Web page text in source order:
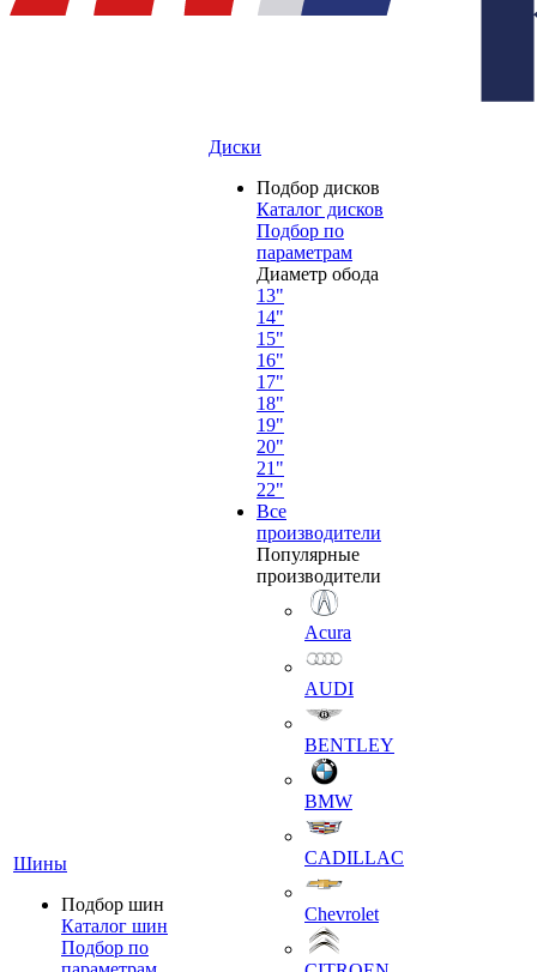
Шины
Подбор шин
Каталог шин
Подбор по
Диски
Подбор дисков
Каталог дисков
Подбор по
параметрам
Диаметр обода
13"
14"
15"
16"
17"
18"
19"
20"
21"
22"
Все
производители
Популярные
производители
Acura
AUDI
BENTLEY
BMW
CADILLAC
Chevrolet